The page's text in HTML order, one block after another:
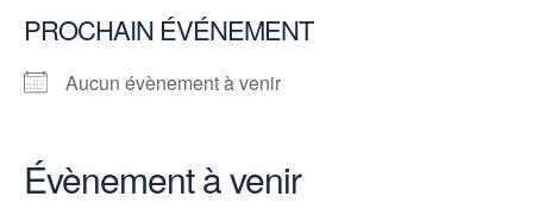
PROCHAIN ÉVÉNEMENT
Aucun évènement à venir
Évènement à venir